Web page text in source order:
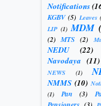
Notifications
KGBV (5) Leaves
LIP (1) MDM
(2) MTS (2)
NEDU
(22)
Navodaya (11)
NEWS (1)
NMMS (10)
(1)
Pan (3)